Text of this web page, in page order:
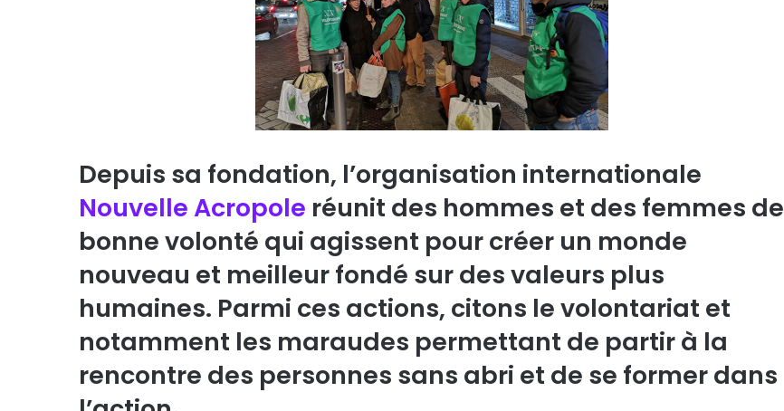
Depuis sa fondation, l’organisation internationale
Nouvelle Acropole réunit des hommes et des femmes de
bonne volonté qui agissent pour créer un monde
nouveau et meilleur fondé sur des valeurs plus
humaines. Parmi ces actions, citons le volontariat et
notamment les maraudes permettant de partir à la
rencontre des personnes sans abri et de se former dans